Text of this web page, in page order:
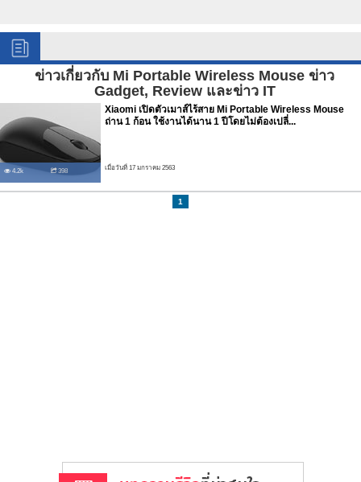
ข่าวเกี่ยวกับ Mi Portable Wireless Mouse ข่าว
Gadget, Review และข่าว IT
4.2k 398
Xiaomi เปิดตัวเมาส์ไร้สาย Mi Portable Wireless Mouse
ถ่าน 1 ก้อน ใช้งานได้นาน 1 ปีโดยไม่ต้องเปลี่...
เมื่อวันที่ 17 มกราคม 2563
1